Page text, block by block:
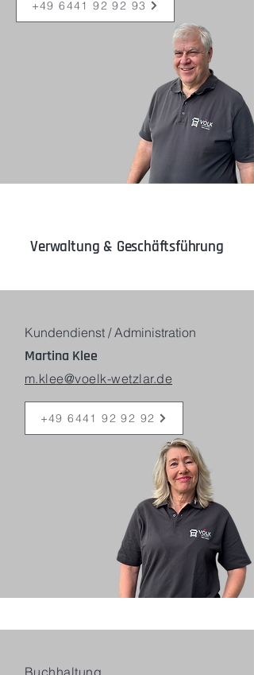
+49 6441 92 92 93
Verwaltung & Geschäftsführung
Kundendienst / Administration
Martina Klee
m.klee@voelk-wetzlar.de
+49 6441 92 92 92
Buchhaltung